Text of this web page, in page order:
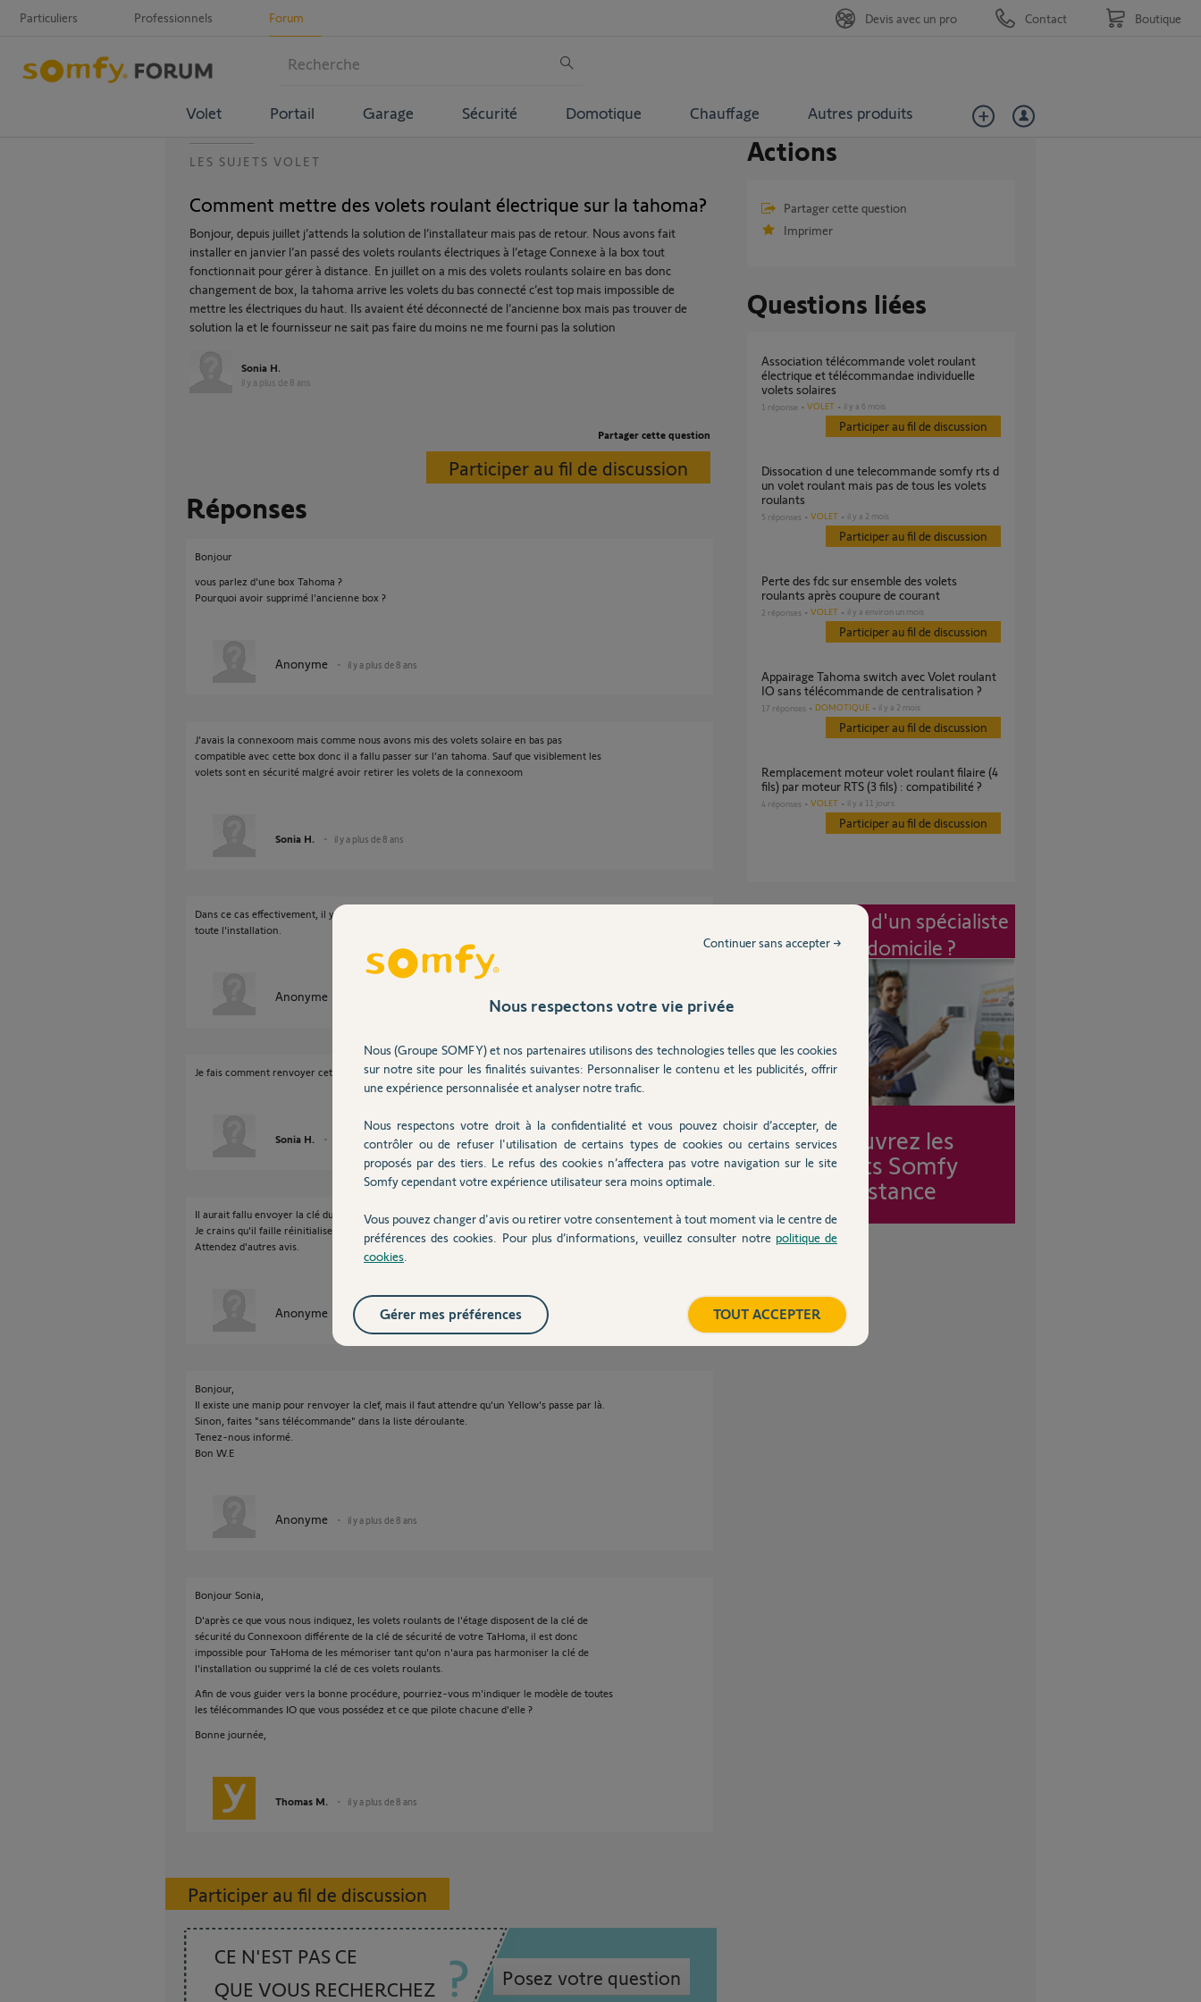
Particuliers Professionnels Forum
Volet Portail Garage Sécurité Domotique Chauffage Autres produits
Devis avec un pro Contact Boutique
LES SUJETS VOLET
Comment mettre des volets roulant électrique sur la tahoma?
Bonjour, depuis juillet j’attends la solution de l’installateur mais pas de retour. Nous avons fait
installer en janvier l’an passé des volets roulants électriques à l’etage Connexe à la box tout
fonctionnait pour gérer à distance. En juillet on a mis des volets roulants solaire en bas donc
changement de box, la tahoma arrive les volets du bas connecté c’est top mais impossible de
mettre les électriques du haut. Ils avaient été déconnecté de l’ancienne box mais pas trouver de
solution la et le fournisseur ne sait pas faire du moins ne me fourni pas la solution
Sonia H.
il y a plus de 8 ans
Partager cette question
Participer au fil de discussion
Réponses
Bonjour
vous parlez d'une box Tahoma ?
Pourquoi avoir supprimé l'ancienne box ?
Anonyme il y a plus de 8 ans
J’avais la connexoom mais comme nous avons mis des volets solaire en bas pas
compatible avec cette box donc il a fallu passer sur l’an tahoma. Sauf que visiblement les
volets sont en sécurité malgré avoir retirer les volets de la connexoom
Sonia H. il y a plus de 8 ans
Dans ce cas effectivement, il y a une clé sur vos volets. Il faut renvoyer la clé du Tahoma à
toute l'installation.
Anonyme
Je fais comment renvoyer cette clé?
Sonia H. il y a plus de 8 ans
Il aurait fallu envoyer la clé du connexoon vers Tahoma ?
Je crains qu'il faille réinitialiser les volets.
Attendez d'autres avis.
Anonyme il y a plus de 8 ans
Bonjour,
Il existe une manip pour renvoyer la clef, mais il faut attendre qu'un Yellow's passe par là.
Sinon, faites "sans télécommande" dans la liste déroulante.
Tenez-nous informé.
Bon W.E
Anonyme il y a plus de 8 ans
Bonjour Sonia,
D'après ce que vous nous indiquez, les volets roulants de l'étage disposent de la clé de
sécurité du Connexoon différente de la clé de sécurité de votre TaHoma, il est donc
impossible pour TaHoma de les mémoriser tant qu'on n'aura pas harmoniser la clé de
l'installation ou supprimé la clé de ces volets roulants.
Afin de vous guider vers la bonne procédure, pourriez-vous m'indiquer le modèle de toutes
les télécommandes IO que vous possédez et ce que pilote chacune d'elle ?
Bonne journée,
Thomas M. il y a plus de 8 ans
Participer au fil de discussion
CE N'EST PAS CE
QUE VOUS RECHERCHEZ
Posez votre question
Actions
Partager cette question
Imprimer
Questions liées
Association télécommande volet roulant
électrique et télécommandae individuelle
volets solaires
1 réponse VOLET il y a 6 mois
Participer au fil de discussion
dissocation d une telecommande somfy rts d
un volet roulant mais pas de tous les volets
roulants
5 réponses VOLET il y a 2 mois
Participer au fil de discussion
Perte des fdc sur ensemble des volets
roulants après coupure de courant
2 réponses VOLET il y a environ un mois
Participer au fil de discussion
Appairage Tahoma switch avec Volet roulant
IO sans télécommande de centralisation ?
17 réponses DOMOTIQUE il y a 2 mois
Participer au fil de discussion
Remplacement moteur volet roulant filaire (4
fils) par moteur RTS (3 fils) : compatibilité ?
4 réponses VOLET il y a 11 jours
Participer au fil de discussion
Intervention d'un spécialiste
à mon domicile ?
Découvrez les
forfaits Somfy
Assistance
Nous respectons votre vie privée
Nous (Groupe SOMFY) et nos partenaires utilisons des technologies telles que les cookies
sur notre site pour les finalités suivantes: Personnaliser le contenu et les publicités, offrir
une expérience personnalisée et analyser notre trafic.
Nous respectons votre droit à la confidentialité et vous pouvez choisir d’accepter, de
contrôler ou de refuser l'utilisation de certains types de cookies ou certains services
proposés par des tiers. Le refus des cookies n’affectera pas votre navigation sur le site
Somfy cependant votre expérience utilisateur sera moins optimale.
Vous pouvez changer d'avis ou retirer votre consentement à tout moment via le centre de
préférences des cookies. Pour plus d’informations, veuillez consulter notre politique de
cookies
Continuer sans accepter →
TOUT ACCEPTER
Gérer mes préférences